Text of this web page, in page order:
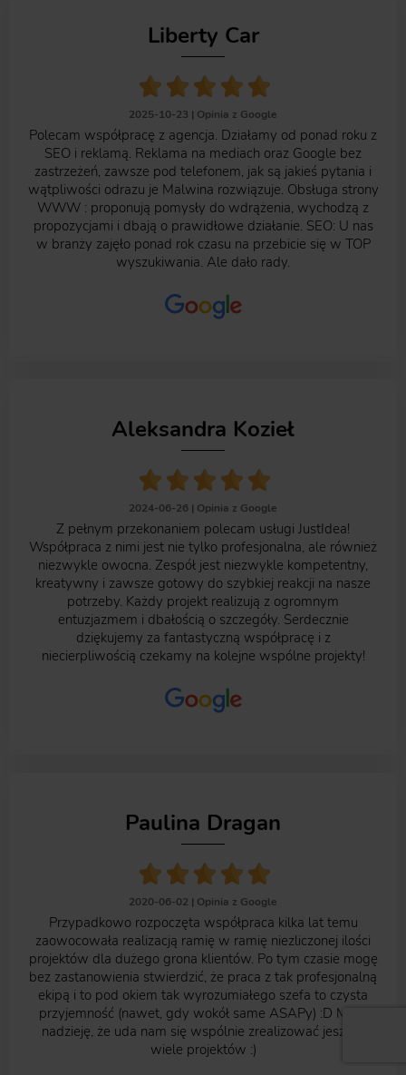
Liberty Car
2025-10-23 | Opinia z Google
Polecam współpracę z agencja. Działamy od ponad roku z
SEO i reklamą. Reklama na mediach oraz Google bez
zastrzeżeń, zawsze pod telefonem, jak są jakieś pytania i
wątpliwości odrazu je Malwina rozwiązuje. Obsługa strony
WWW : proponują pomysły do wdrążenia, wychodzą z
propozycjami i dbają o prawidłowe działanie. SEO: U nas
w branży zajęło ponad rok czasu na przebicie się w TOP
wyszukiwania. Ale dało rady.
Aleksandra Kozieł
2024-06-26 | Opinia z Google
Z pełnym przekonaniem polecam usługi JustIdea!
Współpraca z nimi jest nie tylko profesjonalna, ale również
niezwykle owocna. Zespół jest niezwykle kompetentny,
kreatywny i zawsze gotowy do szybkiej reakcji na nasze
potrzeby. Każdy projekt realizują z ogromnym
entuzjazmem i dbałością o szczegóły. Serdecznie
dziękujemy za fantastyczną współpracę i z
niecierpliwością czekamy na kolejne wspólne projekty!
Paulina Dragan
2020-06-02 | Opinia z Google
Przypadkowo rozpoczęta współpraca kilka lat temu
zaowocowała realizacją ramię w ramię niezliczonej ilości
projektów dla dużego grona klientów. Po tym czasie mogę
bez zastanowienia stwierdzić, że praca z tak profesjonalną
ekipą i to pod okiem tak wyrozumiałego szefa to czysta
przyjemność (nawet, gdy wokół same ASAPy) :D Mam
nadzieję, że uda nam się wspólnie zrealizować jeszcze
wiele projektów :)